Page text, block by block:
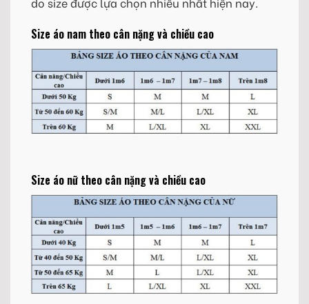
Size áo nam theo cân nặng và chiều cao
Size áo nữ theo cân nặng và chiều cao